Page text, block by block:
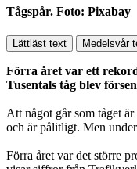
Tågspår. Foto: Pixabay
Lättläst text Medelsvår
Förra året var ett
Tusentals tåg blev
Att något går som tåget
och är pålitligt. Men
Förra året var det större